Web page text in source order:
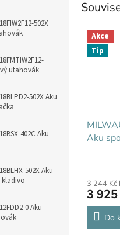
502X
utahovák
502X Aku
402C Aku
502X Aku
0 Aku
Akce
Tip
Aku
3 244 Kč
3 925
Do